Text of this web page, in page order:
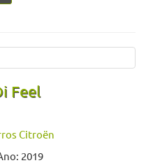
Feel
Citroën
2019